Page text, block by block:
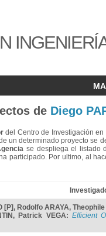
de Diego
del Centro de Investigación en
un determinado proyecto se
se despliega el listado
participado. Por ultimo, al
[P] , Rodolfo ARAYA, Theophile
, Patrick VEGA: Efficient